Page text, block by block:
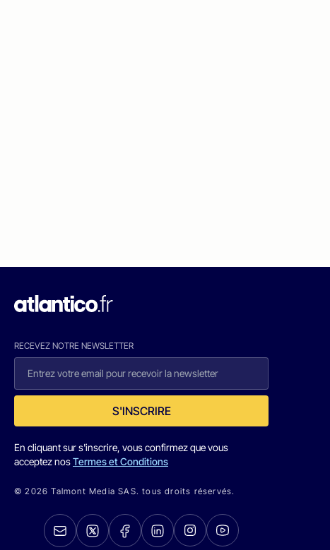
RECEVEZ NOTRE NEWSLETTER
S'INSCRIRE
En cliquant sur s'inscrire, vous confirmez que vous
acceptez nosTermes et Conditions
© 2026 Talmont Media SAS. tous droits réservés.